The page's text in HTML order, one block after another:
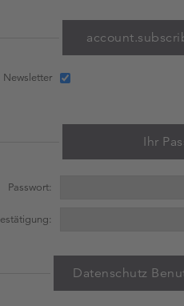
Newsletter
Ihr
Passwort:
Datenschutz